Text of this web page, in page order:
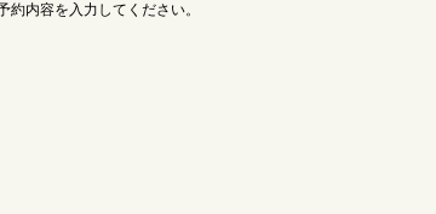
内容を入力してください。